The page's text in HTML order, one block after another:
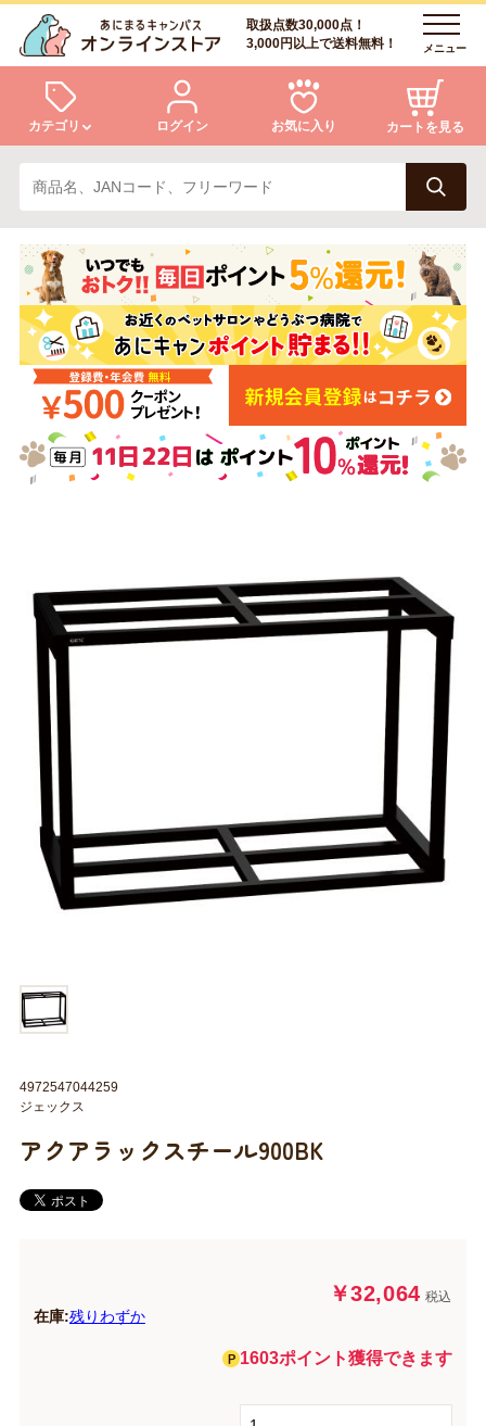
取扱点数30,000点！
3,000円以上で送料無料！
メニュー
カテゴリ
犬 猫
小動物・鳥 アクア・爬虫類・昆虫
ドッグフード キャットフード
美容・ケア用品 服・おさんぽ用品
トリマーグッズ シニアサポート
ログイン お気に入り カートを見る
ログイン
会員登録
あにまるキャンパスについて
アフターサービス
商品リクエスト
アクアラックスチール900BK
￥32,064 税込
在庫:残りわずか
1603ポイント獲得できます
4972547044259
ジェックス